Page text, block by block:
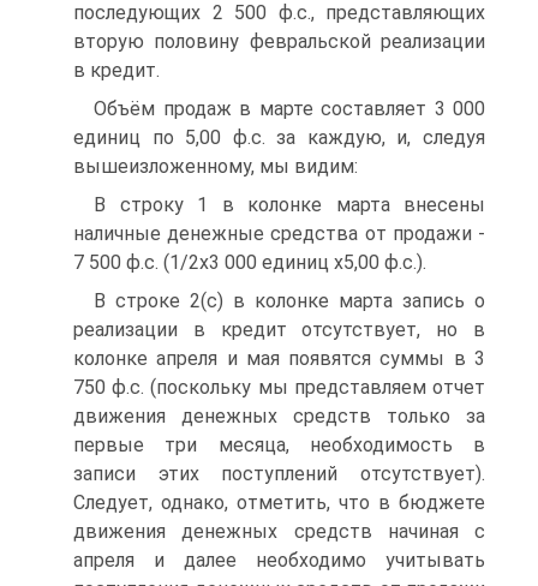
последующих 2 500 ф.с., представляющих
вторую половину февральской реализации
в кредит.
Объём продаж в марте составляет 3 000
единиц по 5,00 ф.с. за каждую, и, следуя
вышеизложенному, мы видим:
В строку 1 в колонке марта внесены
наличные денежные средства от продажи -
7 500 ф.с. (1/2x3 000 единиц х5,00 ф.с.).
В строке 2(c) в колонке марта запись о
реализации в кредит отсутствует, но в
колонке апреля и мая появятся суммы в 3
750 ф.с. (поскольку мы представляем отчет
движения денежных средств только за
первые три месяца, необходимость в
записи этих поступлений отсутствует).
Следует, однако, отметить, что в бюджете
движения денежных средств начиная с
апреля и далее необходимо учитывать